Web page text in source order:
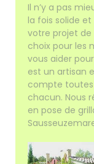
Il n’y a pas
la fois solide
votre projet de
choix pour les
vous aider
est un artisan
compte toutes
chacun. Nous
en pose de